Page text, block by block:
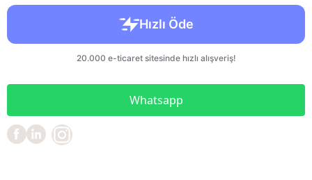
Whatsapp